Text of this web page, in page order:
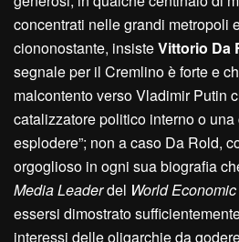
concentrati nelle grandi metropoli
ciononostante, insisteVittorio Da
segnale per il Cremlino è forte e
malcontento verso Vladimir Putin
catalizzatore politico interno o
esplodere”; non a caso Da Rold,
orgoglioso in ogni sua biografia
Media Leaderdel World
essersi dimostrato
interessi delle oligarchie da